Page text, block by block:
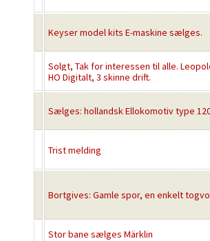
Keyser model kits E-maskine sælges.
Solgt, Tak for interessen til alle.
HO Digitalt, 3 skinne drift.
Sælges: hollandsk Ellokomotiv type
Trist melding
Bortgives: Gamle spor, en enkelt
Stor bane sælges Märklin